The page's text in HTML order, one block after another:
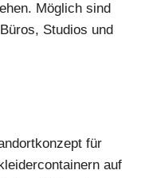
Möglich sind
Studios und
für
auf